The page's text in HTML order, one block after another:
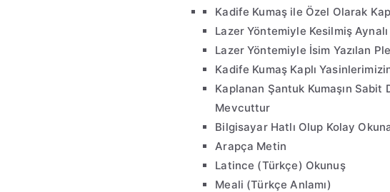
Kadife Kumaş ile Özel Olarak
Lazer Yöntemiyle Kesilmiş
Lazer Yöntemiyle İsim Yazılan
Kadife Kumaş Kaplı
Kaplanan Şantuk Kumaşın Sabit
Mevcuttur
Bilgisayar Hatlı Olup Kolay
Arapça Metin
Latince (Türkçe) Okunuş
Meali (Türkçe Anlamı)